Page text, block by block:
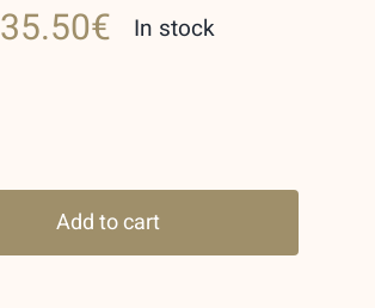
35.50€ In stock
Alhambra
Monocline
Add to cart